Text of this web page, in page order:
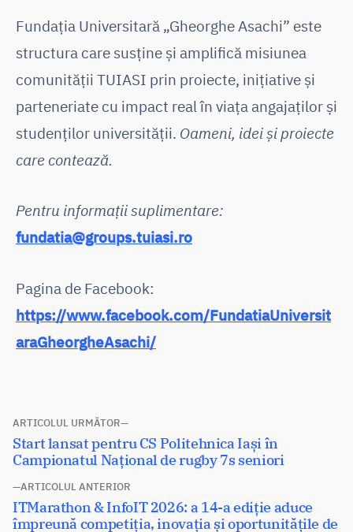
Fundația Universitară „Gheorghe Asachi” este
structura care susține și amplifică misiunea
comunității TUIASI prin proiecte, inițiative și
parteneriate cu impact real în viața angajaților și
studenților universității. Oameni, idei și proiecte
care contează.
Pentru informații suplimentare:
fundatia@groups.tuiasi.ro
Pagina de Facebook:
https://www.facebook.com/FundatiaUniversit
araGheorgheAsachi/
Navigare
în
articole
ARTICOLUL ANTERIOR
Articolul
anterior:
ITMarathon & InfoIT 2026: a 14-a ediție aduce
împreună competiția, inovația și oportunitățile de
ARTICOLUL URMĂTOR
Articolul
următor:
Start lansat pentru CS Politehnica Iași în
Campionatul Național de rugby 7s seniori